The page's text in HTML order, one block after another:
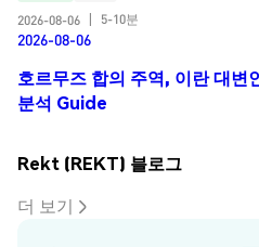
2026-08-06
5-10분
2026-08-06
호르무즈 합의 주역, 이란 대변
분석 Guide
Rekt (REKT) 블로그
더 보기